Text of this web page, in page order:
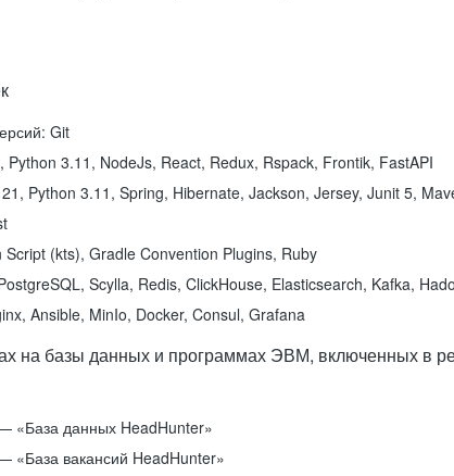
Git
Python 3.11, NodeJs, React, Redux, Rspack, Frontik, FastAPI
Python 3.11, Spring, Hibernate, Jackson, Jersey, Junit 5,
Script (kts), Gradle Convention Plugins, Ruby
Scylla, Redis, ClickHouse, Elasticsearch, Kafka,
Ansible, MinIo, Docker, Consul, Grafana
на базы данных и программах ЭВМ, включенных в
«База данных HeadHunter»
вакансий HeadHunter»